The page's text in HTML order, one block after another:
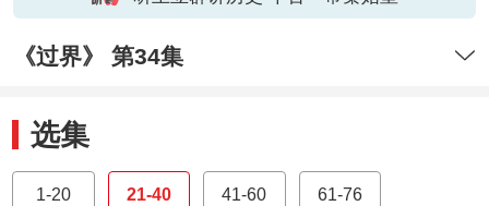
《过界》 第34集
选集
1-20 21-40 41-60 61-76